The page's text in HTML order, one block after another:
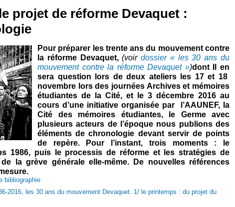
projet de réforme Devaquet :
Pour préparer les trente ans du mouvement contre
la réforme Devaquet,(voirdossier « les 30 ans du
mouvement contre la réforme Devaquet »)dont Il en
sera question lors de deux ateliers les 17 et 18
novembre lors des journées Archives et mémoires
étudiantes de la Cité, et le 3 décembre 2016 au
cours d’une initiative organisée par l’AAUNEF, la
Cité des mémoires étudiantes, le Germe avec
plusieurs acteurs de l’époque nous publions des
éléments de chronologie devant servir de points
de repère. Pour l’instant, trois moments : le
1986, puis le processis de réforme et les stratégies de
la grève générale elle-même. De nouvelles références
bibliographie
2016, les 30 ans du mouvement Devaquet. 1/ le printemps : du projet du